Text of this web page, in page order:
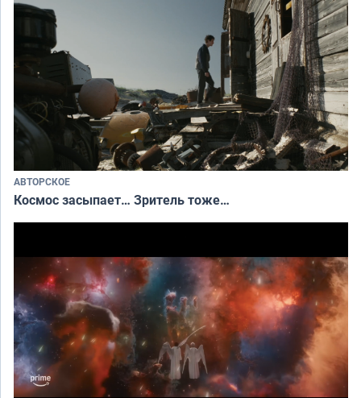
АВТОРСКОЕ
Космос засыпает… Зритель тоже…